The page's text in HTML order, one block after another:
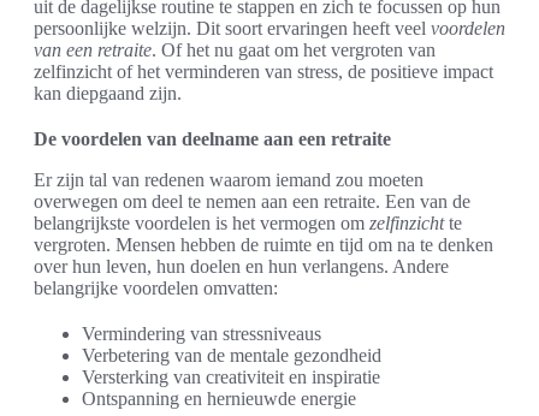
uit de dagelijkse routine te stappen en zich te focussen op hun
persoonlijke welzijn. Dit soort ervaringen heeft veel voordelen
van een retraite. Of het nu gaat om het vergroten van
zelfinzicht of het verminderen van stress, de positieve impact
kan diepgaand zijn.
De voordelen van deelname aan een retraite
Er zijn tal van redenen waarom iemand zou moeten
overwegen om deel te nemen aan een retraite. Een van de
belangrijkste voordelen is het vermogen om zelfinzichtte
vergroten. Mensen hebben de ruimte en tijd om na te denken
over hun leven, hun doelen en hun verlangens. Andere
belangrijke voordelen omvatten:
Vermindering van stressniveaus
Verbetering van de mentale gezondheid
Versterking van creativiteit en inspiratie
Ontspanning en hernieuwde energie